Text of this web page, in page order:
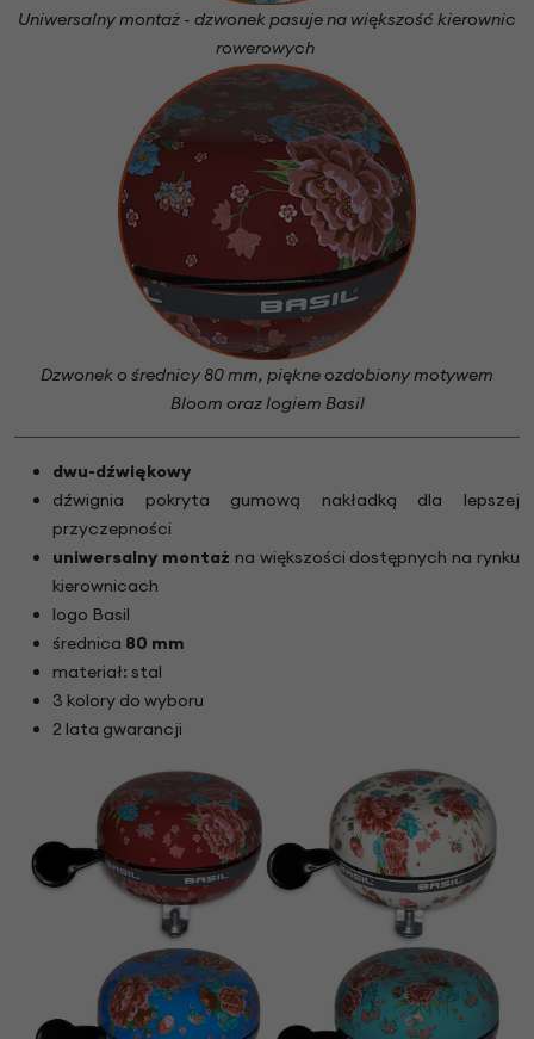
Uniwersalny montaż - dzwonek pasuje na większość kierownic
rowerowych
Dzwonek o średnicy 80 mm, piękne ozdobiony motywem
Bloom oraz logiem Basil
dwu-dźwiękowy
dźwignia pokryta gumową nakładką dla lepszej
przyczepności
uniwersalny montaż na większości dostępnych na rynku
kierownicach
logo Basil
średnica 80 mm
materiał: stal
3 kolory do wyboru
2 lata gwarancji